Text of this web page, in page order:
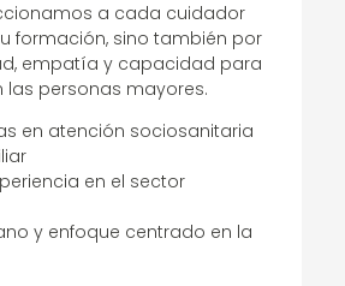
a cada cuidador
formación, sino también por
empatía y capacidad para
personas mayores.
en atención sociosanitaria
en el sector
y enfoque centrado en la